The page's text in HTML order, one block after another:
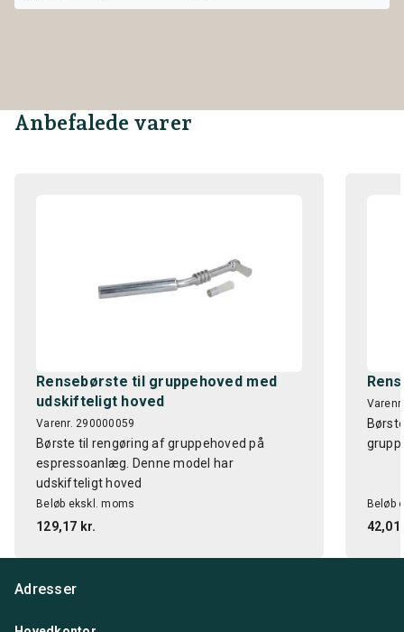
Anbefalede varer
Rensebørste til gruppehoved med
udskifteligt hoved
Varenr. 290000059
Børste til rengøring af gruppehoved på
espressoanlæg. Denne model har
udskifteligt hoved
Beløb ekskl. moms
129,17 kr.
Beløb
42,01
Adresser